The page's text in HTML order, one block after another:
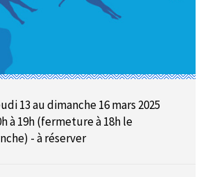
13 au dimanche 16 mars 2025
à 19h (fermeture à 18h le
- à réserver